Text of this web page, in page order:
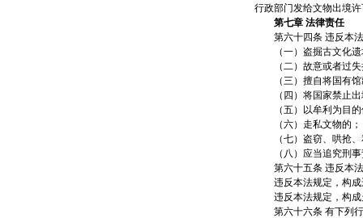
行政部门发给文物出境
第七章 法律责任
第六十四条 违反本法
（一）盗掘古文化遗
（二）故意或者过失
（三）擅自将国有馆
（四）将国家禁止出
（五）以牟利为目的
（六）走私文物的；
（七）盗窃、哄抢、
（八）应当追究刑事
第六十五条 违反本法
违反本法规定，构成
违反本法规定，构成
第六十六条 有下列行